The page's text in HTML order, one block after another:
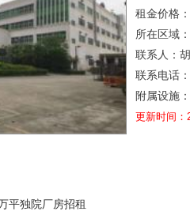
租金价格
所在区域
联系人：
联系电话
附属设施：
更新时间：
平独院厂房招租